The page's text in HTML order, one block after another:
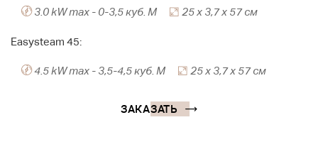
3.0 kW max - 0-3,5 куб. М 25 x 3,7 x 57 см
Easysteam 45:
4.5 kW max - 3,5-4,5 куб. М 25 x 3,7 x 57 см
ЗАКАЗАТЬ